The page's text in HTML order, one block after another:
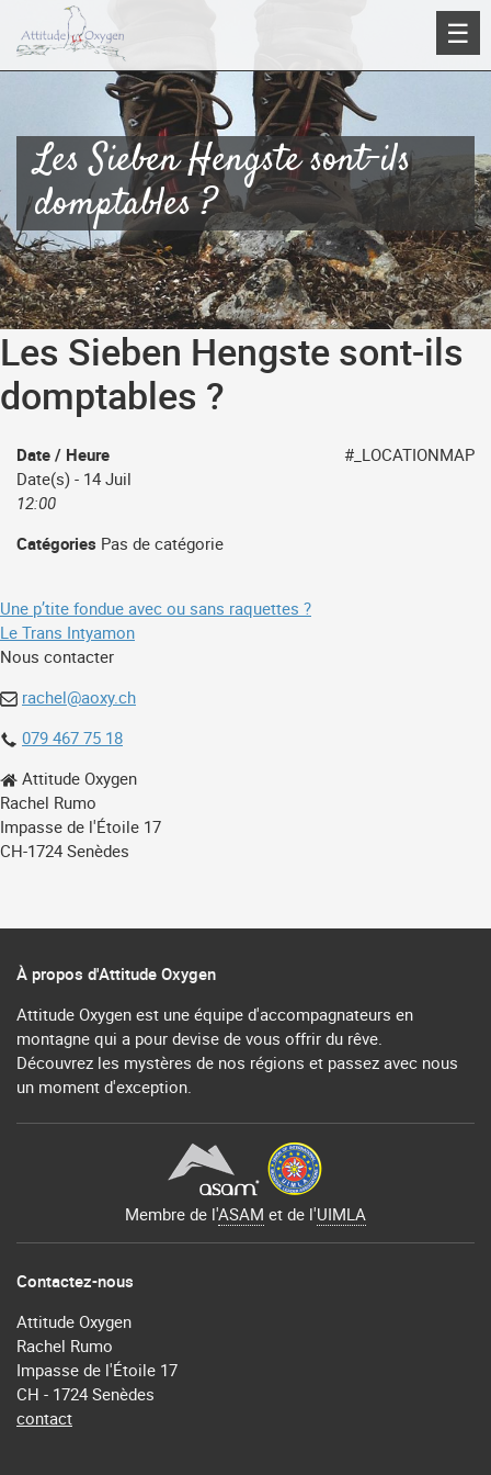
contenu
☰
Les Sieben Hengste sont-ils
domptables ?
Les Sieben Hengste sont-ils
domptables ?
#_LOCATIONMAP
Date / Heure
Date(s) - 14 Juil
12:00
Catégories Pas de catégorie
Navigation
de
l’article
Une p’tite fondue avec ou sans raquettes ?
Le Trans Intyamon
Nous contacter
rachel@aoxy.ch
079 467 75 18
Attitude Oxygen
Rachel Rumo
Impasse de l'Étoile 17
CH-1724 Senèdes
À propos d'Attitude Oxygen
Attitude Oxygen est une équipe d'accompagnateurs en
montagne qui a pour devise de vous offrir du rêve.
Découvrez les mystères de nos régions et passez avec nous
un moment d'exception.
Membre de l'ASAM et de l'UIMLA
Contactez-nous
Attitude Oxygen
Rachel Rumo
Impasse de l'Étoile 17
CH - 1724 Senèdes
contact